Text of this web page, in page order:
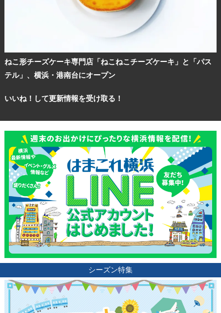
ねこ形チーズケーキ専門店「ねこねこチーズケーキ」と「パス
テル」、横浜・港南台にオープン
いいね！して更新情報を受け取る！
シーズン特集
観光ガイド